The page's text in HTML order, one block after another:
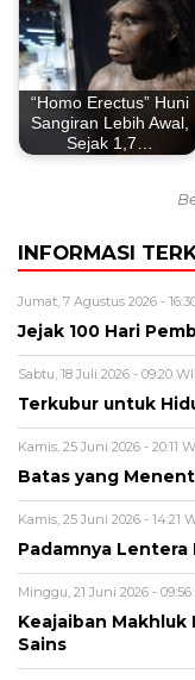
“Homo Erectus” Huni
Sangiran Lebih Awal,
Sejak 1,7…
INFORMASI
Jumat, 7 Agustus 2026 -
Jejak 100 Hari
Sabtu, 18 Juli 2026 - 09:20
Terkubur untuk
Kamis, 25 Juni 2026 - 20:11
Batas yang
Kamis, 25 Juni 2026 - 14:21
Padamnya Lentera
Minggu, 21 Juni 2026 -
Keajaiban
Sains